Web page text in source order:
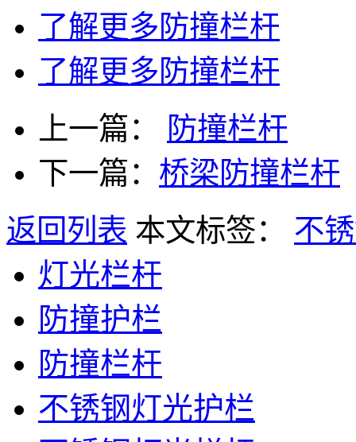
了解更多防撞栏杆
了解更多防撞栏杆
上一篇：
防撞栏杆
下一篇： 桥梁防撞栏杆
返回列表 本文标签： 不
灯光栏杆
防撞护栏
防撞栏杆
不锈钢灯光护栏